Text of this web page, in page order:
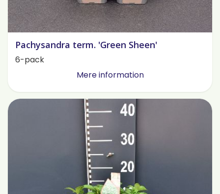
Pachysandra term. 'Green Sheen'
6-pack
Mere information